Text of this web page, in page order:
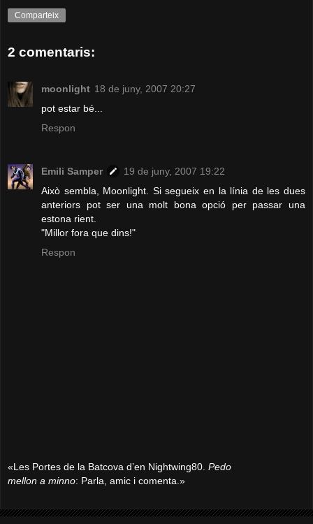
Comparteix
2 comentaris:
moonlight 18 de juny, 2007 20:27
pot estar bé...
Respon
Emili Samper
19 de juny, 2007 19:22
Això sembla, Moonlight. Si segueix en la línia de les dues
anteriors pot ser una molt bona opció per passar una
estona rient.
"Millor fora que dins!"
Respon
«Les Portes de la Batcova d’en Nightwing80. Pedo
mellon a minno: Parla, amic i comenta.»